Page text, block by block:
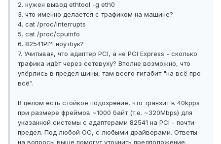
2. нужен вывод ethtool -g eth0
3. что именно делается с трафиком на машине?
4. cat /proc/interrupts
5. cat /proc/cpuinfo
6. 82541PI?! ноутбук?
7. Учитывая, что адаптер PCI, а не PCI Express - сколько
трафика идёт через сетевуху? Вполне возможно, что
упёрлись в предел шины, там всего гигабит "на всё про
всё".
В целом есть стойкое подозрение, что транзит в 40kpps
при размере фреймов ~1000 байт (т.е. ~320Mbps) для
указанной системы с адаптерами 82541 на PCI - почти
предел. Под любой ОС, с любыми драйверами. Ответы
на вопросы выше помогут уточнить предположение.